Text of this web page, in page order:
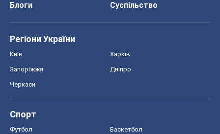
Блоги
Суспільство
Регіони України
Київ Харків
Запоріжжя Дніпро
Черкаси
Спорт
Футбол Баскетбол